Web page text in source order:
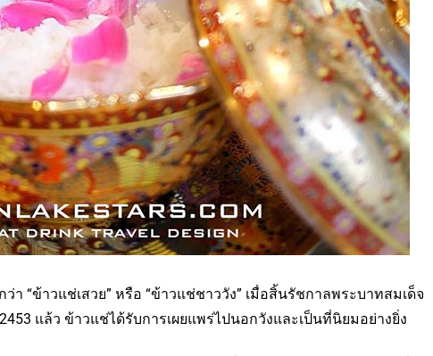
า “ข้าวแช่เสวย” หรือ “ข้าวแช่ชาววัง” เมื่อสิ้นรัชกาลพระบาทสมเด็จ
แล้ว ข้าวแช่ได้รับการเผยแพร่ไปนอกวังและเป็นที่นิยมอย่างยิ่ง